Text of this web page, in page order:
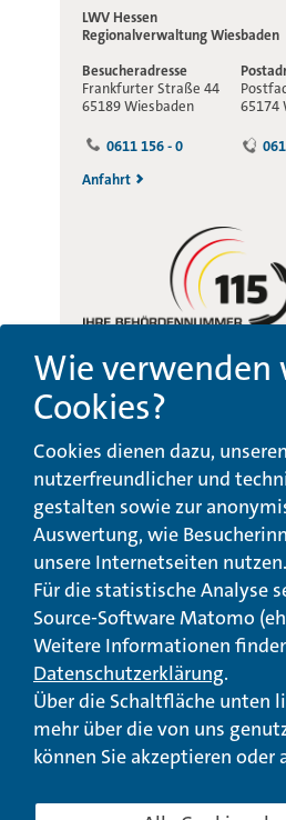
LWV Hessen
RegionalverwaltungWiesbaden
Besucheradresse
Frankfurter Straße 44
65189 Wiesbaden
65174
0611 156 - 0
Anfahrt
Anregungs- und
Qualitätsmanagement
© Landeswohlfahrtsverband Hessen
Impressum Seitenübersicht
nach oben
Wie verwenden
Cookies?
Cookies dienen dazu,
nutzerfreundlicher und
gestalten sowie zur
Auswertung, wie
unsere Internetseiten nutzen.
Für die statistische Analyse
Source-Software Matomo
Weitere Informationen
Datenschutzerklärung.
Über die Schaltfläche unten
mehr über die von uns
können Sie akzeptieren oder